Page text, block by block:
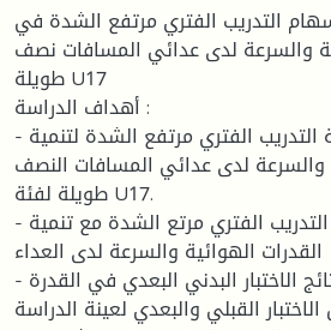
التدريب الفتري مرتفع الشدة في
والسرعة لدى عدائي المسافات نصف
طويلة U17
أهداف الدراسة :
- تصميم تدريبات بطريقة التدريب الفتري مرتفع الشدة لتنمية
والسرعة لدى عدائي المسافات النصف
طويلة لفئة U17.
- التعرف على اثر طريقة التدريب الفتري مرتع الشدة مع تنمية
القدرات الهوائية والسرعة لدى العداء
- معرفة الفروق في نتائج الاختبار البدني البعدي في القدرة
القبلي والبعدي لعينة الدراسة.